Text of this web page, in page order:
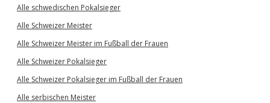
Alle schwedischen Pokalsieger
Alle Schweizer Meister
Alle Schweizer Meister im Fußball der Frauen
Alle Schweizer Pokalsieger
Alle Schweizer Pokalsieger im Fußball der Frauen
Alle serbischen Meister